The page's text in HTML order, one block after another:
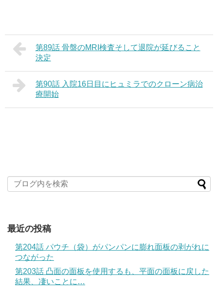
第89話 骨盤のMRI検査そして退院が延びること
決定
第90話 入院16日目にヒュミラでのクローン病治
療開始
最近の投稿
第204話 パウチ（袋）がパンパンに膨れ面板の剥がれに
つながった
第203話 凸面の面板を使用するも、平面の面板に戻した
結果、凄いことに…